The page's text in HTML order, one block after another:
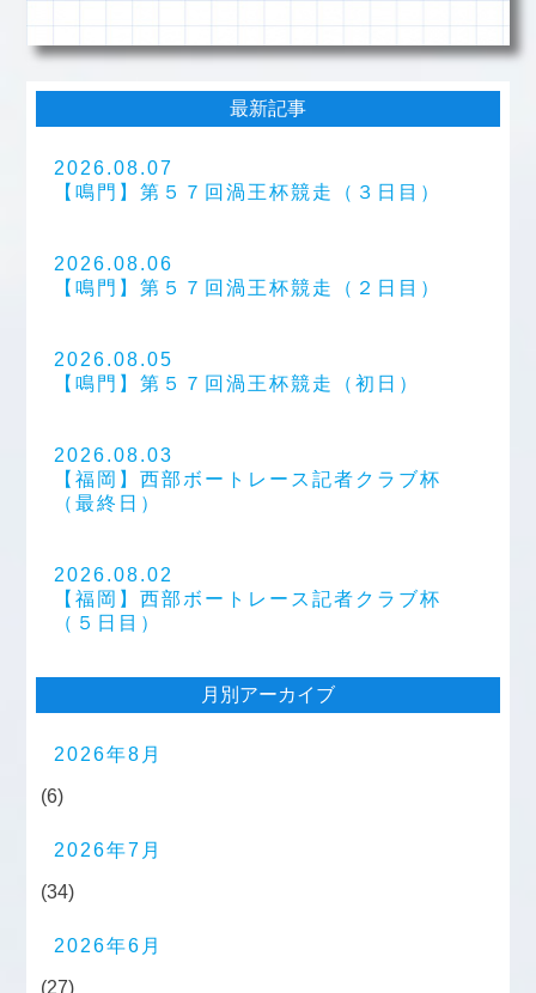
最新記事
2026.08.07
【鳴門】第５７回渦王杯競走（３日目）
2026.08.06
【鳴門】第５７回渦王杯競走（２日目）
2026.08.05
【鳴門】第５７回渦王杯競走（初日）
2026.08.03
【福岡】西部ボートレース記者クラブ杯
（最終日）
2026.08.02
【福岡】西部ボートレース記者クラブ杯
（５日目）
月別アーカイブ
2026年8月
(6)
2026年7月
(34)
2026年6月
(27)